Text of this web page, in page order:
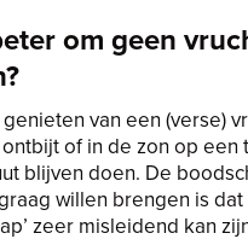
om geen
van een (verse)
of in de zon op een
blijven doen. De
willen brengen is
zeer misleidend kan